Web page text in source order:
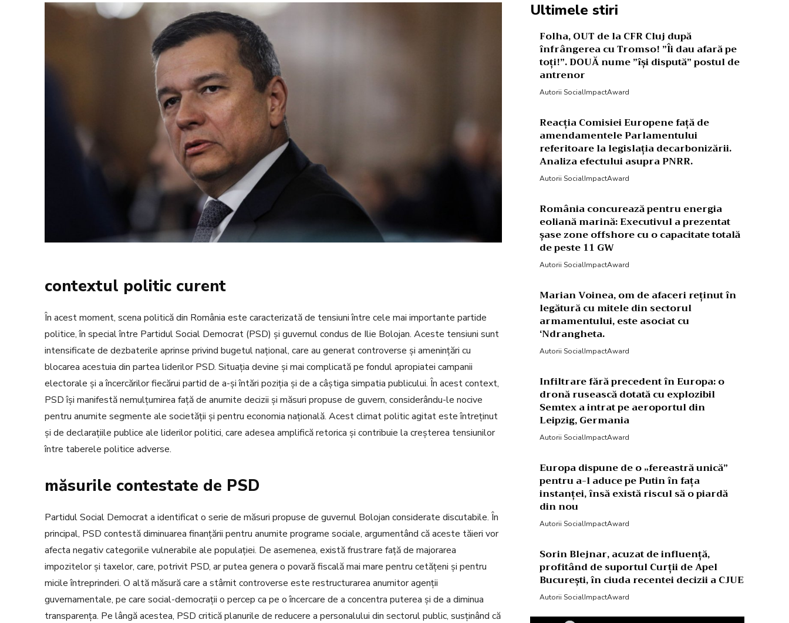
contextul politic curent
În acest moment, scena politică din România este caracterizată de tensiuni între cele mai importante partide
politice, în special între Partidul Social Democrat (PSD) și guvernul condus de Ilie Bolojan. Aceste tensiuni sunt
intensificate de dezbaterile aprinse privind bugetul național, care au generat controverse și amenințări cu
blocarea acestuia din partea liderilor PSD. Situația devine și mai complicată pe fondul apropiatei campanii
electorale și a încercărilor fiecărui partid de a-și întări poziția și de a câștiga simpatia publicului. În acest context,
PSD își manifestă nemulțumirea față de anumite decizii și măsuri propuse de guvern, considerându-le nocive
pentru anumite segmente ale societății și pentru economia națională. Acest climat politic agitat este întreținut
și de declarațiile publice ale liderilor politici, care adesea amplifică retorica și contribuie la creșterea tensiunilor
între taberele politice adverse.
măsurile contestate de PSD
Partidul Social Democrat a identificat o serie de măsuri propuse de guvernul Bolojan considerate discutabile. În
principal, PSD contestă diminuarea finanțării pentru anumite programe sociale, argumentând că aceste tăieri vor
afecta negativ categoriile vulnerabile ale populației. De asemenea, există frustrare față de majorarea
impozitelor și taxelor, care, potrivit PSD, ar putea genera o povară fiscală mai mare pentru cetățeni și pentru
micile întreprinderi. O altă măsură care a stârnit controverse este restructurarea anumitor agenții
guvernamentale, pe care social-democrații o percep ca pe o încercare de a concentra puterea și de a diminua
transparența. Pe lângă acestea, PSD critică planurile de reducere a personalului din sectorul public, susținând că
Ultimele stiri
Folha, OUT de la CFR Cluj după
înfrângerea cu Tromso! ”Îi dau afară pe
toți!”. DOUĂ nume ”își dispută” postul de
antrenor
Autorii SocialImpactAward
Reacția Comisiei Europene față de
amendamentele Parlamentului
referitoare la legislația decarbonizării.
Analiza efectului asupra PNRR.
Autorii SocialImpactAward
România concurează pentru energia
eoliană marină: Executivul a prezentat
șase zone offshore cu o capacitate totală
de peste 11 GW
Autorii SocialImpactAward
Marian Voinea, om de afaceri reținut în
legătură cu mitele din sectorul
armamentului, este asociat cu
‘Ndrangheta.
Autorii SocialImpactAward
Infiltrare fără precedent în Europa: o
dronă rusească dotată cu explozibil
Semtex a intrat pe aeroportul din
Leipzig, Germania
Autorii SocialImpactAward
Europa dispune de o „fereastră unică”
pentru a-l aduce pe Putin în fața
instanței, însă există riscul să o piardă
din nou
Autorii SocialImpactAward
Sorin Blejnar, acuzat de influență,
profitând de suportul Curții de Apel
București, în ciuda recentei decizii a CJUE
Autorii SocialImpactAward